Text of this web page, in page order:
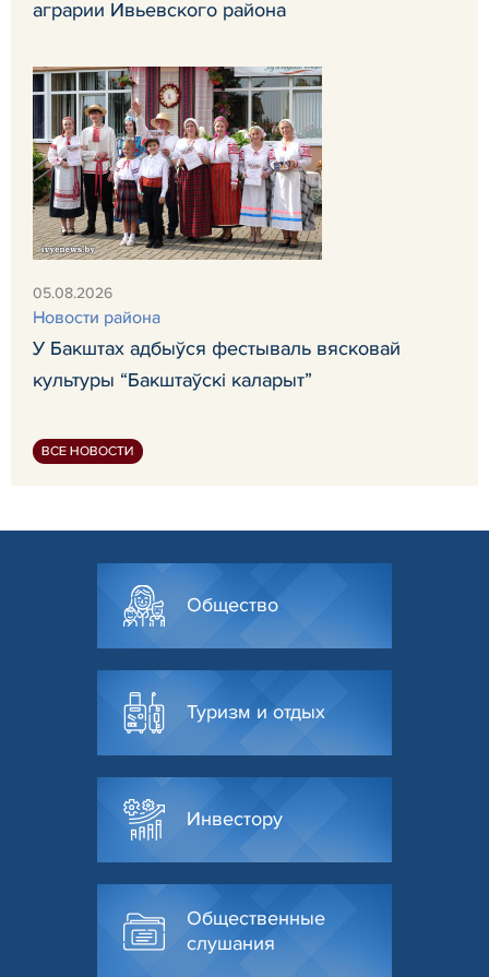
аграрии Ивьевского района
05.08.2026
Новости района
У Бакштах адбыўся фестываль вясковай
культуры “Бакштаўскі каларыт”
ВСЕ НОВОСТИ
Общество
Туризм и отдых
Инвестору
Общественные
слушания